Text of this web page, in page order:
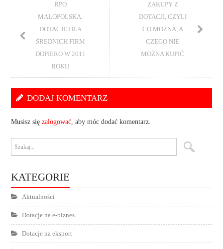
RPO
MAŁOPOLSKA:
DOTACJE DLA
ŚREDNICH FIRM
DOPIERO W 2011
ROKU
ZAKUPY Z
DOTACJI, CZYLI
CO MOŻNA, A
CZEGO NIE
MOŻNA KUPIĆ
DODAJ KOMENTARZ
Musisz sięzalogować , aby móc dodać komentarz.
KATEGORIE
Aktualności
Dotacje na e-biznes
Dotacje na eksport